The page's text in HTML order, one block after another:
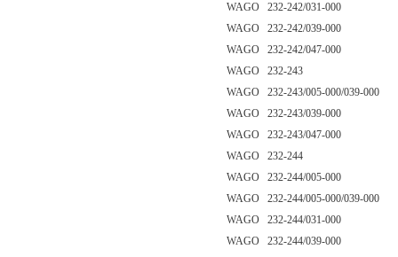
WAGO 232-242/031-000
WAGO 232-242/039-000
WAGO 232-242/047-000
WAGO 232-243
WAGO 232-243/005-000/039-000
WAGO 232-243/039-000
WAGO 232-243/047-000
WAGO 232-244
WAGO 232-244/005-000
WAGO 232-244/005-000/039-000
WAGO 232-244/031-000
WAGO 232-244/039-000